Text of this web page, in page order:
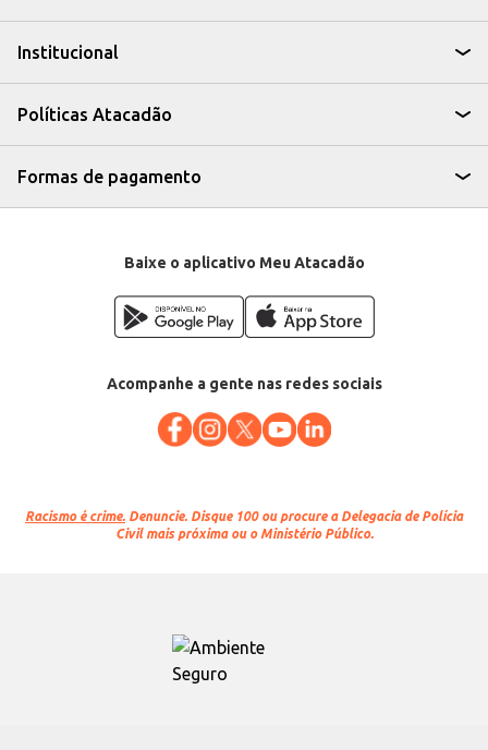
Institucional
Políticas Atacadão
Formas de pagamento
Baixe o aplicativo Meu Atacadão
Acompanhe a gente nas redes sociais
Racismo é crime. Denuncie. Disque 100 ou procure a Delegacia de Polícia
Civil mais próxima ou o Ministério Público.